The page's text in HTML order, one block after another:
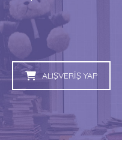
ALIŞVERİŞ YAP